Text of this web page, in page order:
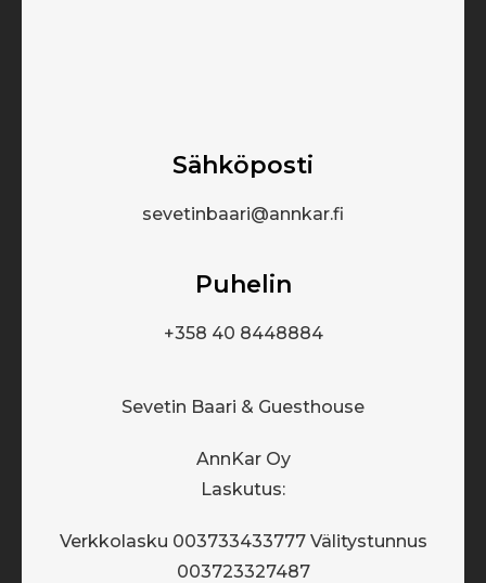
Sähköposti
sevetinbaari@annkar.fi
Puhelin
+358 40 8448884
Sevetin Baari & Guesthouse
AnnKar Oy
Laskutus:
Verkkolasku 003733433777 Välitystunnus
003723327487